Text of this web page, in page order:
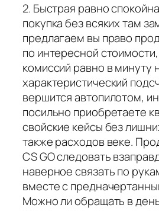
2. Быстрая равно
покупка без всяких там
предлагаем вы право
по интересной
комиссий равно в минуту
характеристический
вершится автопилотом,
посильно приобретаете
свойские кейсы без
также расходов веке.
CS GO следовать
наверное связать по
вместе с
Можно ли обращать в